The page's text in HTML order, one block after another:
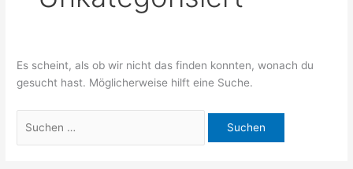
Es scheint, als ob wir nicht das finden konnten, wonach du
gesucht hast. Möglicherweise hilft eine Suche.